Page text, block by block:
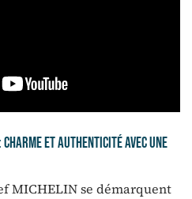
charme et authenticité avec une
MICHELIN se démarquent